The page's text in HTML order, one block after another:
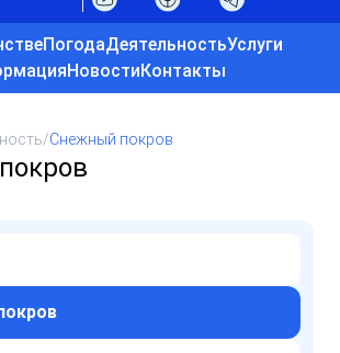
ПогодаДеятельностьУслуги
НовостиКонтакты
/Снежный покров